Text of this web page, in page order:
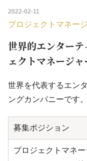
2022-02-11
プロジェクトマネー
世界的エンター
ェクトマネージ
世界を代表するエン
ングカンパニーです。
募集ポジション
プロジェクトマネ